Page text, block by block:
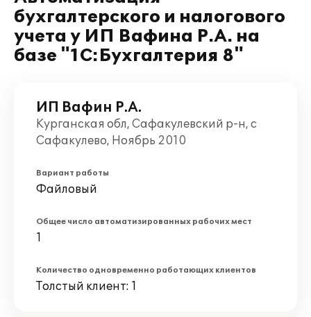
бухгалтерского и налогового
учета у ИП Вафина Р.А. на
базе "1С:Бухгалтерия 8"
ИП Вафин Р.А.
Курганская обл, Сафакулевский р-н, с
Сафакулево, Ноябрь 2010
Вариант работы
Файловый
Общее число автоматизированных рабочих мест
1
Количество одновременно работающих клиентов
Толстый клиент: 1